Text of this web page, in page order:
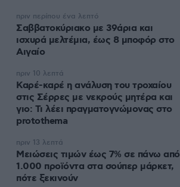
Σαββατοκύριακο με 39άρια και
ισχυρά μελτέμια, έως 8 μποφόρ στο
Αιγαίο
πριν περίπου ένα λεπτό
Καρέ-καρέ η ανάλυση του τροχαίου
στις Σέρρες με νεκρούς μητέρα και
γιο: Τι λέει πραγματογνώμονας στο
protothema
πριν 10 λεπτά
Μειώσεις τιμών έως 7% σε πάνω από
1.000 προϊόντα στα σούπερ μάρκετ,
πότε ξεκινούν
πριν 13 λεπτά